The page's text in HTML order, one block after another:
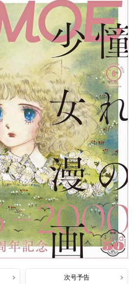
次号予告